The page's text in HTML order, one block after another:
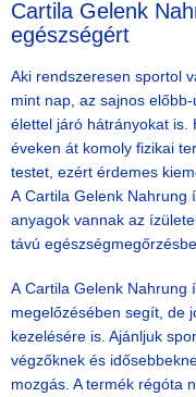
Cartila Gelenk
egészségért
Aki rendszeresen sportol
mint nap, az sajnos
élettel járó hátrányokat is.
éveken át komoly fizikai
testet, ezért érdemes
A Cartila Gelenk Nahrung
anyagok vannak az
távú
ACartila Gelenk Nahrung
megelőzésében segít, de
kezelésére is. Ajánljuk
végzőknek és
mozgás. A termék régóta